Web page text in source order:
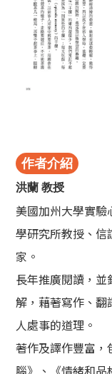
作者介紹
洪蘭 教授
美國加州大學實
學研究所教授、信
家。
長年推廣閱讀，
解，藉著寫作、翻
人處事的道理。
著作及譯作豐富，